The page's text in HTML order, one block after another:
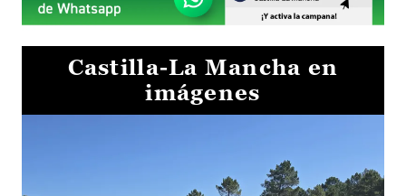
Castilla-La Mancha en
imágenes